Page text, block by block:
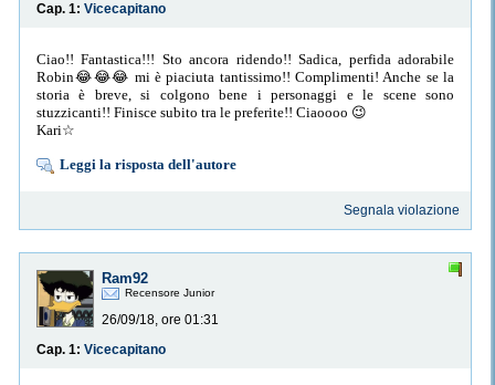
Cap. 1: Vicecapitano
Ciao!! Fantastica!!! Sto ancora ridendo!! Sadica, perfida adorabile
Robin😂😂😂 mi è piaciuta tantissimo!! Complimenti! Anche se la
storia è breve, si colgono bene i personaggi e le scene sono
stuzzicanti!! Finisce subito tra le preferite!! Ciaoooo 😉
Kari☆
Leggi la risposta dell'autore
Segnala violazione
Ram92
Recensore Junior
26/09/18, ore 01:31
Cap. 1: Vicecapitano